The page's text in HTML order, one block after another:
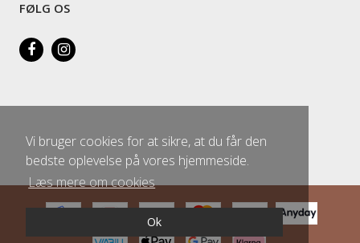
Vi bruger cookies for at sikre, at du får den
bedste oplevelse på vores hjemmeside.
Læs mere om cookies
Ok
FØLG OS